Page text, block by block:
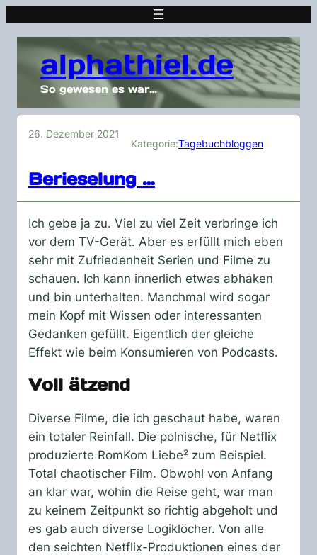
alphathiel.de
So gewesen es war…
26. Dezember 2021
Kategorie:Tagebuchbloggen
Berieselung …
Ich gebe ja zu. Viel zu viel Zeit verbringe ich
vor dem TV-Gerät. Aber es erfüllt mich eben
sehr mit Zufriedenheit Serien und Filme zu
schauen. Ich kann innerlich etwas abhaken
und bin unterhalten. Manchmal wird sogar
mein Kopf mit Wissen oder interessanten
Gedanken gefüllt. Eigentlich der gleiche
Effekt wie beim Konsumieren von Podcasts.
Voll ätzend
Diverse Filme, die ich geschaut habe, waren
ein totaler Reinfall. Die polnische, für Netflix
produzierte RomKom Liebe² zum Beispiel.
Total chaotischer Film. Obwohl von Anfang
an klar war, wohin die Reise geht, war man
zu keinem Zeitpunkt so richtig abgeholt und
es gab auch diverse Logiklöcher. Von alle
den seichten Netflix-Produktionen eines der